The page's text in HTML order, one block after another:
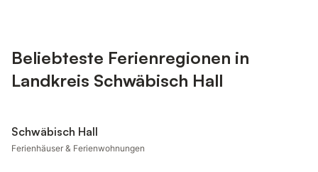
Beliebteste Ferienregionen in
Landkreis Schwäbisch Hall
Schwäbisch Hall
Ferienhäuser & Ferienwohnungen